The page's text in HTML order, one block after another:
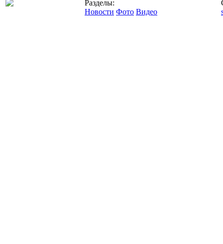
Разделы:
Новости Фото Видео